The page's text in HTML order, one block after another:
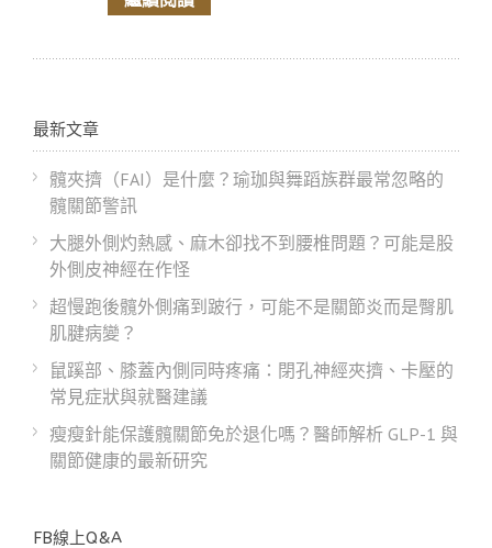
最新文章
髖夾擠（FAI）是什麼？瑜珈與舞蹈族群最常忽略的
髖關節警訊
大腿外側灼熱感、麻木卻找不到腰椎問題？可能是股
外側皮神經在作怪
超慢跑後髖外側痛到跛行，可能不是關節炎而是臀肌
肌腱病變？
鼠蹊部、膝蓋內側同時疼痛：閉孔神經夾擠、卡壓的
常見症狀與就醫建議
瘦瘦針能保護髖關節免於退化嗎？醫師解析 GLP-1 與
關節健康的最新研究
FB線上Q&A